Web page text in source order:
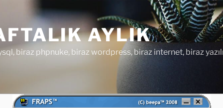
AYLIK
biraz phpnuke, biraz wordpress, biraz internet, biraz